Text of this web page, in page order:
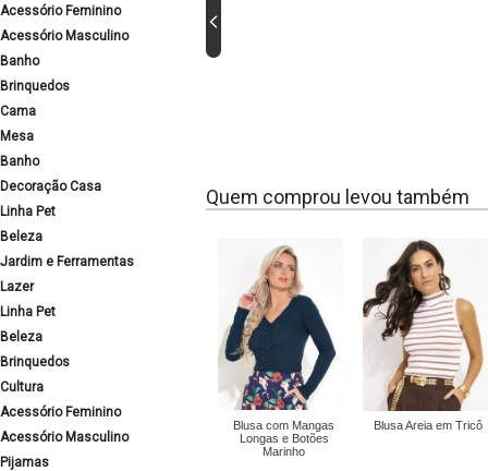
Acessório Feminino
Acessório Masculino
Banho
Brinquedos
Cama
Mesa
Banho
Decoração Casa
Linha Pet
Beleza
Jardim e Ferramentas
Lazer
Linha Pet
Beleza
Brinquedos
Cultura
Acessório Feminino
Acessório Masculino
Pijamas
Quem comprou levou também
Blusa com Mangas
Longas e Botões
Marinho
Blusa Areia em Tricô